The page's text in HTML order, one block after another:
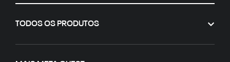
TODOS OS PRODUTOS